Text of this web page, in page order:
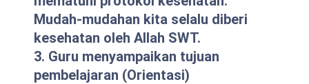
Mudah-mudahan kita selalu diberi
kesehatan oleh Allah SWT.
3. Guru menyampaikan tujuan
pembelajaran (Orientasi)